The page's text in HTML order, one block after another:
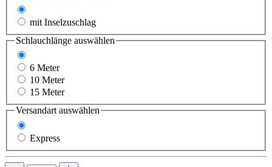
mit Inselzuschlag
Schlauchlänge auswählen
6 Meter
10 Meter
15 Meter
Versandart auswählen
Express